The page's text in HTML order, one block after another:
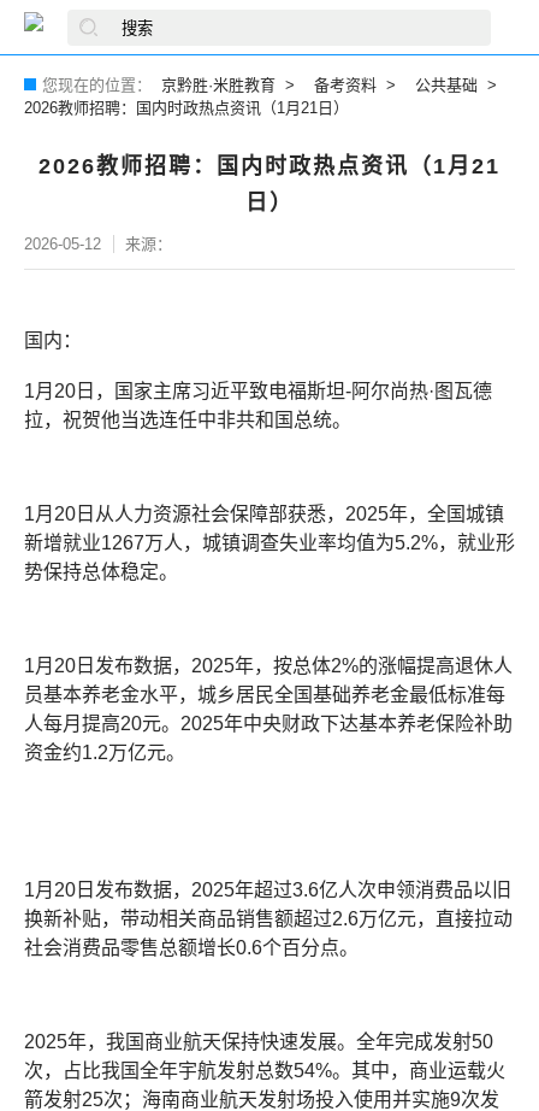
您现在的位置： 京黔胜·米胜教育 备考资料
公共基础
2026教师招聘：国内时政热点资讯（1月21日）
2026教师招聘：国内时政热点资讯（1月21
日）
2026-05-12 来源：
国内：
1月20日，国家主席习近平致电福斯坦-阿尔尚热·图瓦德
拉，祝贺他当选连任中非共和国总统。
1月20日从人力资源社会保障部获悉，2025年，全国城镇
新增就业1267万人，城镇调查失业率均值为5.2%，就业形
势保持总体稳定。
1月20日发布数据，2025年，按总体2%的涨幅提高退休人
员基本养老金水平，城乡居民全国基础养老金最低标准每
人每月提高20元。2025年中央财政下达基本养老保险补助
资金约1.2万亿元。
1月20日发布数据，2025年超过3.6亿人次申领消费品以旧
换新补贴，带动相关商品销售额超过2.6万亿元，直接拉动
社会消费品零售总额增长0.6个百分点。
2025年，我国商业航天保持快速发展。全年完成发射50
次，占比我国全年宇航发射总数54%。其中，商业运载火
箭发射25次；海南商业航天发射场投入使用并实施9次发